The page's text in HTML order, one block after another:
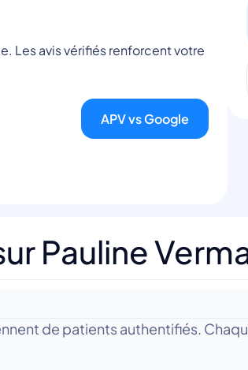
Les avis vérifiés renforcent votre
APV vs Google
Pauline
de patients authentifiés.